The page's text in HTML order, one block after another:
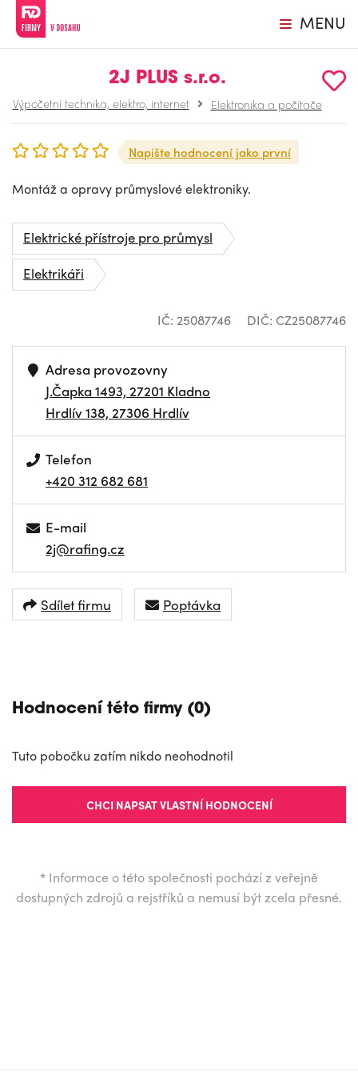
MENU
2J PLUS s.r.o.
Výpočetní technika, elektro, internet Elektronika a počítače
Napište hodnocení jako první
Montáž a opravy průmyslové elektroniky.
Elektrické přístroje pro průmysl
Elektrikáři
IČ: 25087746 DIČ: CZ25087746
Adresa provozovny
J.Čapka 1493, 27201 Kladno
Hrdlív 138, 27306 Hrdlív
Telefon
+420 312 682 681
E-mail
2j@rafing.cz
Sdílet firmu Poptávka
Hodnocení této firmy (0)
Tuto pobočku zatím nikdo neohodnotil
CHCI NAPSAT VLASTNÍ HODNOCENÍ
* Informace o této společnosti pochází z veřejně
dostupných zdrojů a rejstříků a nemusí být zcela přesné.